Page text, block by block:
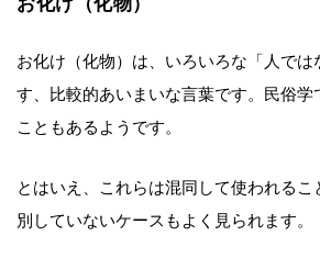
お化け（化物）は、いろいろな「人では
す、比較的あいまいな言葉です。民俗学
こともあるようです。
とはいえ、これらは混同して使われるこ
別していないケースもよく見られます。